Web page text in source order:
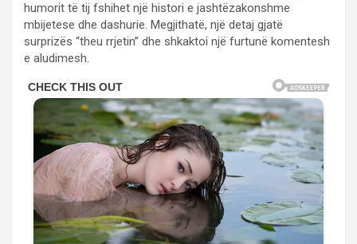
humorit të tij fshihet një histori e jashtëzakonshme
mbijetese dhe dashurie. Megjithatë, një detaj gjatë
surprizës “theu rrjetin” dhe shkaktoi një furtunë komentesh
e aludimesh.